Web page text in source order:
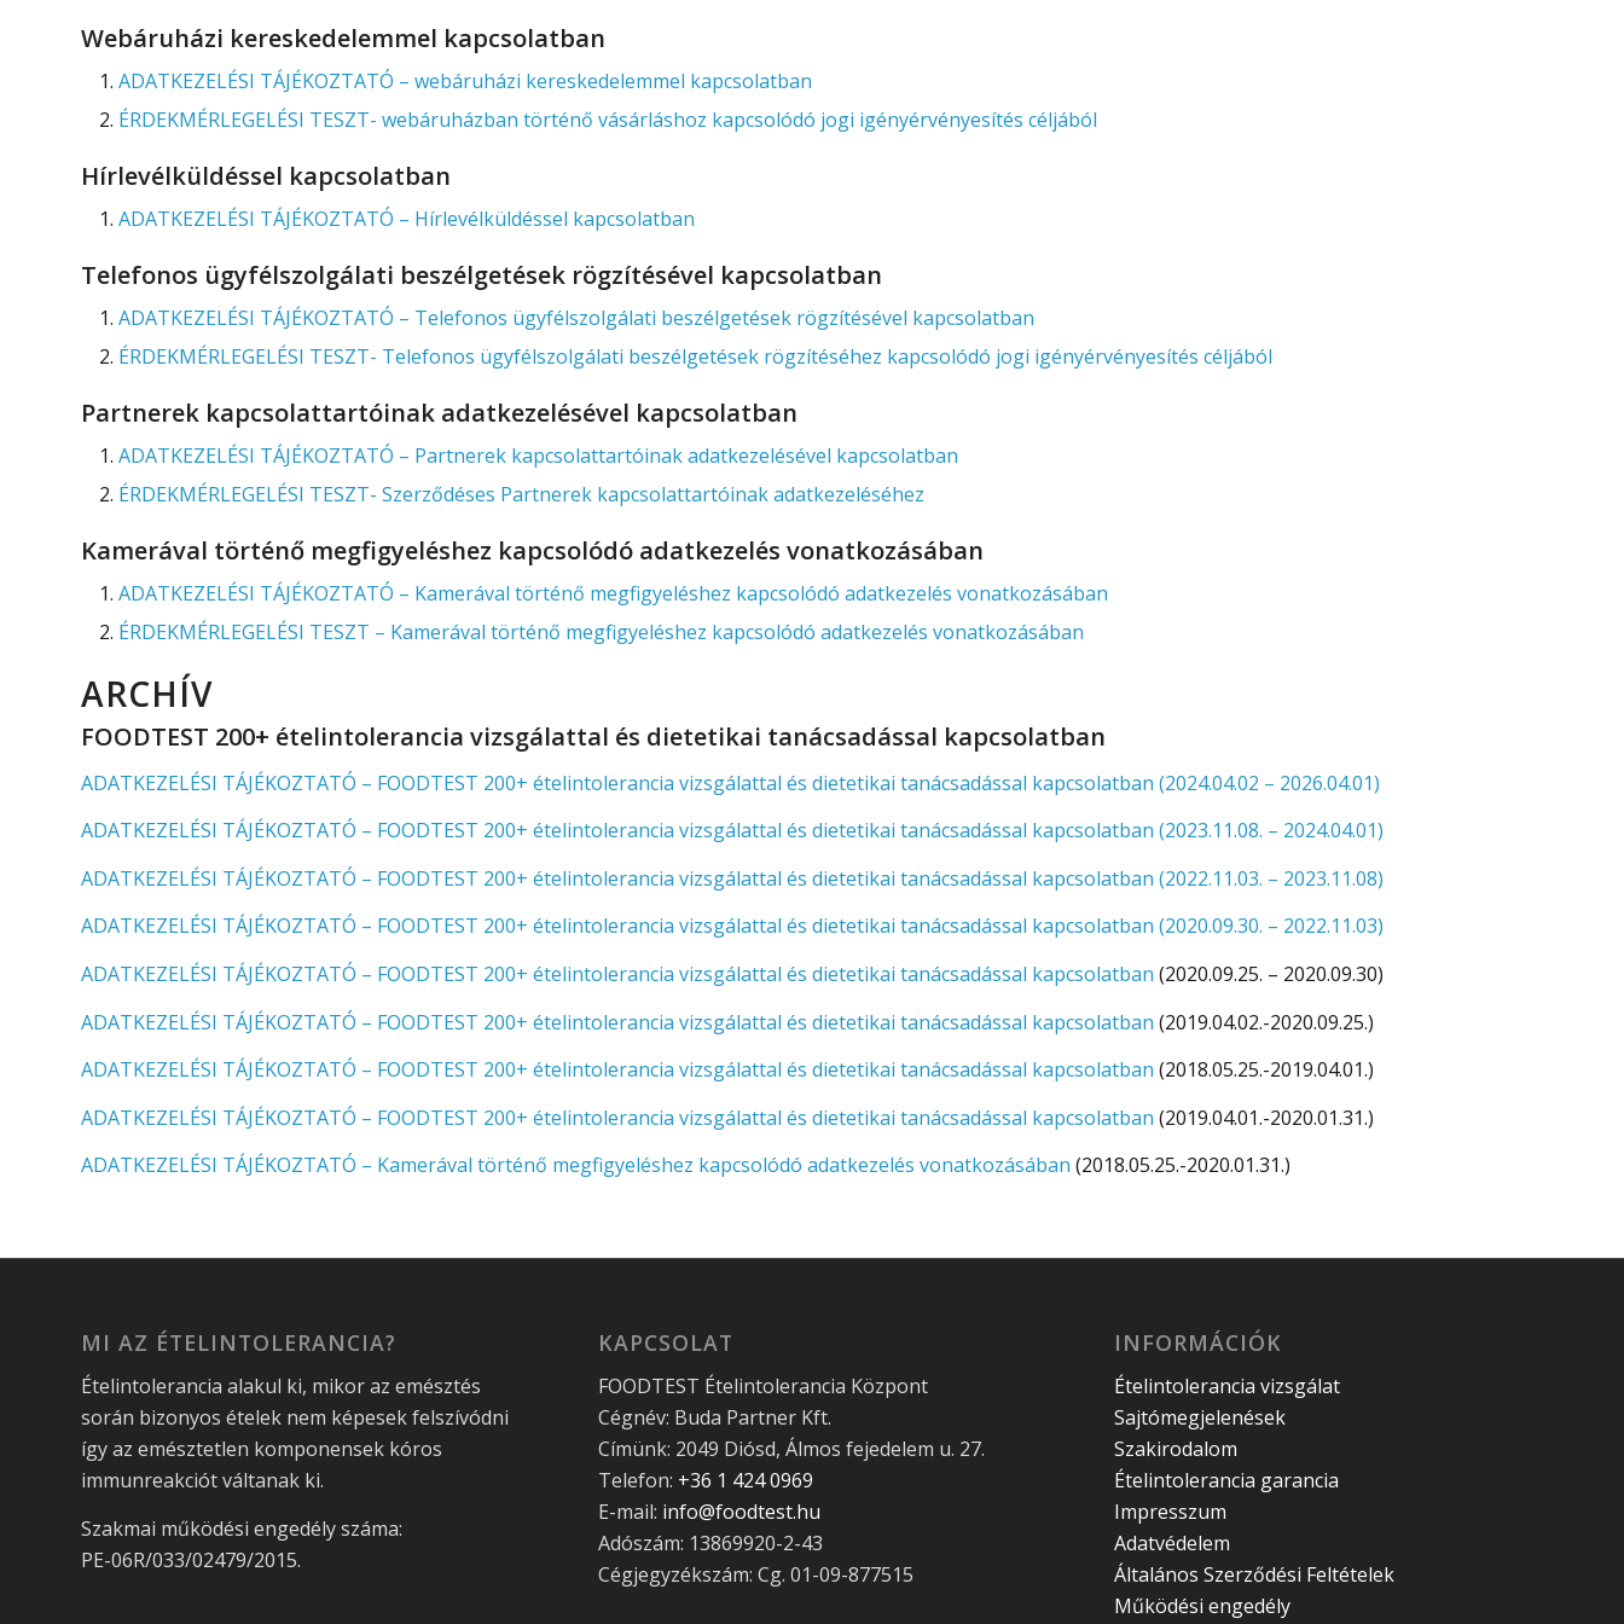
Webáruházi kereskedelemmel kapcsolatban
ADATKEZELÉSI TÁJÉKOZTATÓ – webáruházi kereskedelemmel kapcsolatban
ÉRDEKMÉRLEGELÉSI TESZT- webáruházban történő vásárláshoz kapcsolódó jogi igényérvényesítés céljából
Hírlevélküldéssel kapcsolatban
ADATKEZELÉSI TÁJÉKOZTATÓ – Hírlevélküldéssel kapcsolatban
Telefonos ügyfélszolgálati beszélgetések rögzítésével kapcsolatban
ADATKEZELÉSI TÁJÉKOZTATÓ – Telefonos ügyfélszolgálati beszélgetések rögzítésével kapcsolatban
ÉRDEKMÉRLEGELÉSI TESZT- Telefonos ügyfélszolgálati beszélgetések rögzítéséhez kapcsolódó jogi igényérvényesítés céljából
Partnerek kapcsolattartóinak adatkezelésével kapcsolatban
ADATKEZELÉSI TÁJÉKOZTATÓ – Partnerek kapcsolattartóinak adatkezelésével kapcsolatban
ÉRDEKMÉRLEGELÉSI TESZT- Szerződéses Partnerek kapcsolattartóinak adatkezeléséhez
Kamerával történő megfigyeléshez kapcsolódó adatkezelés vonatkozásában
ADATKEZELÉSI TÁJÉKOZTATÓ – Kamerával történő megfigyeléshez kapcsolódó adatkezelés vonatkozásában
ÉRDEKMÉRLEGELÉSI TESZT – Kamerával történő megfigyeléshez kapcsolódó adatkezelés vonatkozásában
ARCHÍV
FOODTEST 200+ ételintolerancia vizsgálattal és dietetikai tanácsadással kapcsolatban
ADATKEZELÉSI TÁJÉKOZTATÓ – FOODTEST 200+ ételintolerancia vizsgálattal és dietetikai tanácsadással kapcsolatban (2024.04.02 – 2026.04.01)
ADATKEZELÉSI TÁJÉKOZTATÓ – FOODTEST 200+ ételintolerancia vizsgálattal és dietetikai tanácsadással kapcsolatban (2023.11.08. – 2024.04.01)
ADATKEZELÉSI TÁJÉKOZTATÓ – FOODTEST 200+ ételintolerancia vizsgálattal és dietetikai tanácsadással kapcsolatban (2022.11.03. – 2023.11.08)
ADATKEZELÉSI TÁJÉKOZTATÓ – FOODTEST 200+ ételintolerancia vizsgálattal és dietetikai tanácsadással kapcsolatban (2020.09.30. – 2022.11.03)
ADATKEZELÉSI TÁJÉKOZTATÓ – FOODTEST 200+ ételintolerancia vizsgálattal és dietetikai tanácsadással kapcsolatban (2020.09.25. – 2020.09.30)
ADATKEZELÉSI TÁJÉKOZTATÓ – FOODTEST 200+ ételintolerancia vizsgálattal és dietetikai tanácsadással kapcsolatban (2019.04.02.-2020.09.25.)
ADATKEZELÉSI TÁJÉKOZTATÓ – FOODTEST 200+ ételintolerancia vizsgálattal és dietetikai tanácsadással kapcsolatban (2018.05.25.-2019.04.01.)
ADATKEZELÉSI TÁJÉKOZTATÓ – FOODTEST 200+ ételintolerancia vizsgálattal és dietetikai tanácsadással kapcsolatban (2019.04.01.-2020.01.31.)
ADATKEZELÉSI TÁJÉKOZTATÓ – Kamerával történő megfigyeléshez kapcsolódó adatkezelés vonatkozásában (2018.05.25.-2020.01.31.)
MI AZ ÉTELINTOLERANCIA?
Ételintolerancia alakul ki, mikor az emésztés
során bizonyos ételek nem képesek felszívódni
így az emésztetlen komponensek kóros
immunreakciót váltanak ki.
Szakmai működési engedély száma:
PE-06R/033/02479/2015.
KAPCSOLAT
FOODTEST Ételintolerancia Központ
Cégnév: Buda Partner Kft.
Címünk: 2049 Diósd, Álmos fejedelem u. 27.
Telefon: +36 1 424 0969
E-mail: info@foodtest.hu
Adószám: 13869920-2-43
Cégjegyzékszám: Cg. 01-09-877515
INFORMÁCIÓK
Ételintolerancia vizsgálat
Sajtómegjelenések
Szakirodalom
Ételintolerancia garancia
Impresszum
Adatvédelem
Általános Szerződési Feltételek
Működési engedély